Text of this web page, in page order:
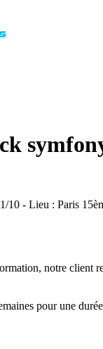
10 - Lieu : Paris
notre client
pour une